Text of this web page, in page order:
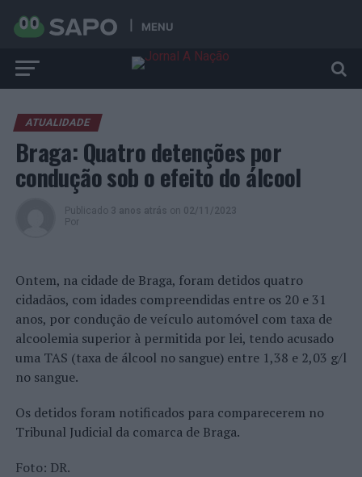
MENU
ATUALIDADE
Braga: Quatro detenções por
condução sob o efeito do álcool
Publicado 3 anos atrás on 02/11/2023
Por
Ontem, na cidade de Braga, foram detidos quatro
cidadãos, com idades compreendidas entre os 20 e 31
anos, por condução de veículo automóvel com taxa de
alcoolemia superior à permitida por lei, tendo acusado
uma TAS (taxa de álcool no sangue) entre 1,38 e 2,03 g/l
no sangue.
Os detidos foram notificados para comparecerem no
Tribunal Judicial da comarca de Braga.
Foto: DR.